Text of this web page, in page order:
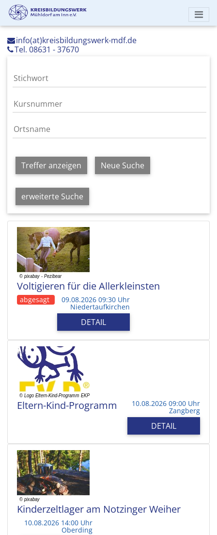
info(at)kreisbildungswerk-mdf.de
Tel. 08631 - 37670
Treffer anzeigen Neue Suche
erweiterte Suche
Voltigieren für die Allerkleinsten
abgesagt 09.08.2026 09:30 Uhr
Niedertaufkirchen
DETAIL
Eltern-Kind-Programm 10.08.2026 09:00 Uhr
Zangberg
DETAIL
Kinderzeltlager am Notzinger Weiher
10.08.2026 14:00 Uhr
Oberding